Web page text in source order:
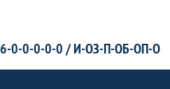
0-0-0-0-0 / И-ОЗ-П-ОБ-ОП-О